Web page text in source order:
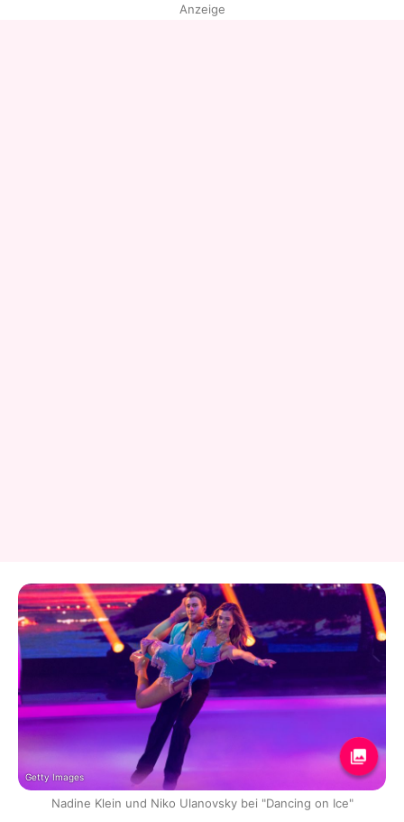
Anzeige
Getty Images
Nadine Klein und Niko Ulanovsky bei "Dancing on Ice"